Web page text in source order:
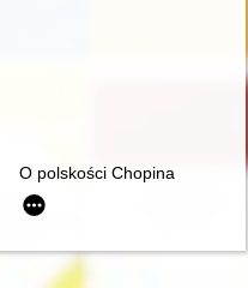
i początek polskiej
O polskości Chopina